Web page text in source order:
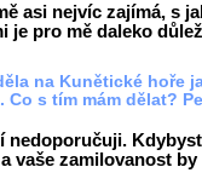
asi nejvíc zajímá, s
je pro mě daleko
na Kunětické hoře
Co s tím mám dělat?
nedoporučuji.
vaše zamilovanost by